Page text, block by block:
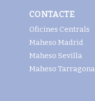
CONTACTE
Oficines Centrals
Maheso Madrid
Maheso Sevilla
Maheso Tarragona